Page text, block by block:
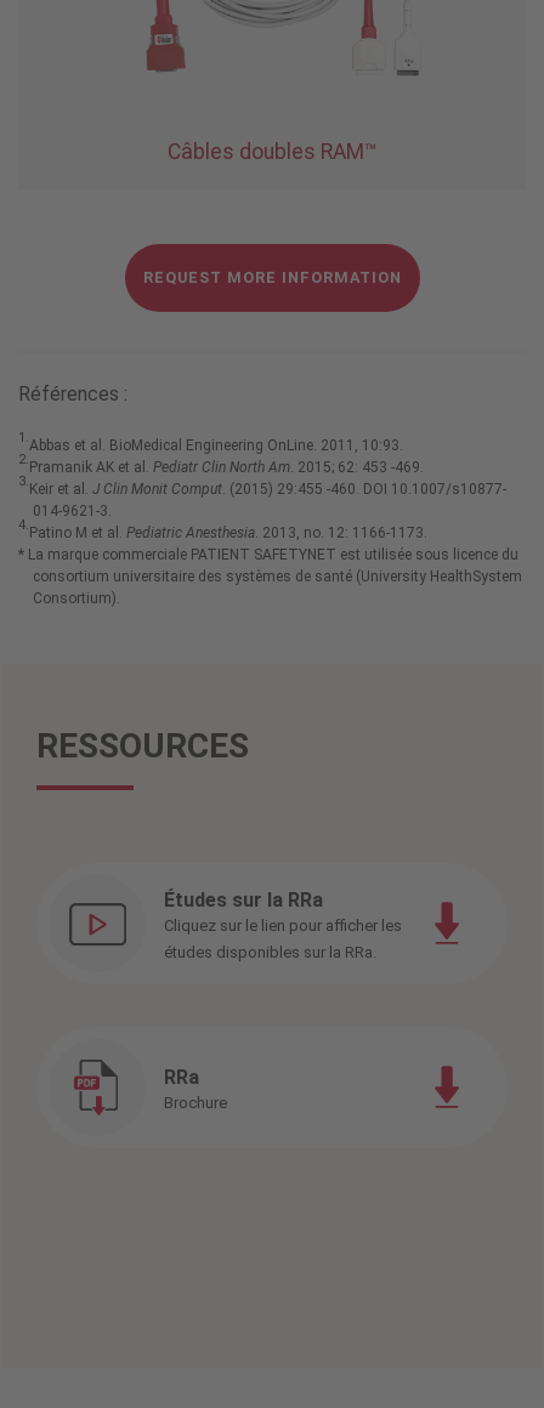
Câbles doubles RAM™
REQUEST MORE INFORMATION
Références :
1.Abbas et al. BioMedical Engineering OnLine. 2011, 10:93.
2. Pramanik AK et al. Pediatr Clin North Am. 2015; 62: 453 -469.
3. Keir et al. J Clin Monit Comput. (2015) 29:455 -460. DOI 10.1007/s10877-
014-9621-3.
4. Patino M et al. Pediatric Anesthesia. 2013, no. 12: 1166-1173.
* La marque commerciale PATIENT SAFETYNET est utilisée sous licence du
consortium universitaire des systèmes de santé (University HealthSystem
Consortium).
RESSOURCES
Études sur la RRa
Cliquez sur le lien pour afficher les
études disponibles sur la RRa.
RRa
Brochure